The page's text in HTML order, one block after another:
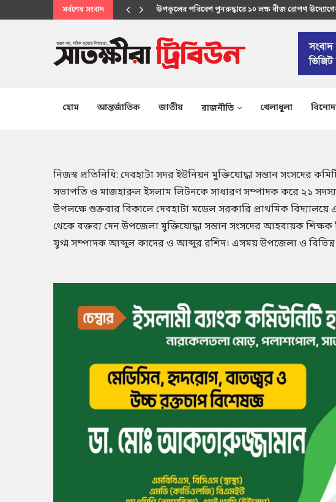
সর্বশেষ সংবাদ
উপকূলের পরিবেশ পুনরুদ্ধারে ১০ লক্ষ বীজ রোপণ
হোম আন্তর্জাতিক জাতীয় রাজনীতি খেলাধুলা
নিজস্ব প্রতিনিধি: দেবহাটা সদর ইউনিয়ন মুক্তিযোদ্ধা সন্তান
সভাপতি ও মাজহারুল ইসলাম লিটনকে সাধারণ সম্পাদক করে ২১ সদস্য
উপলক্ষে শুক্রবার বিকালে দেবহাটা মডেল সরকারি প্রাথমিক
থেকে বক্তব্য দেন উপজেলা মুক্তিযোদ্ধা সন্তান সংসদের আহবায়ক
যুগ্ম সম্পাদক আব্দুল কাদের ও আব্দুর রশিদ। এসময় উপজেলা ও বিভিন্ন